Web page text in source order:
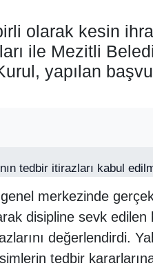
olarak kesin
ile Mezitli
yapılan
merkezinde
disipline sevk edilen
değerlendirdi.
tedbir